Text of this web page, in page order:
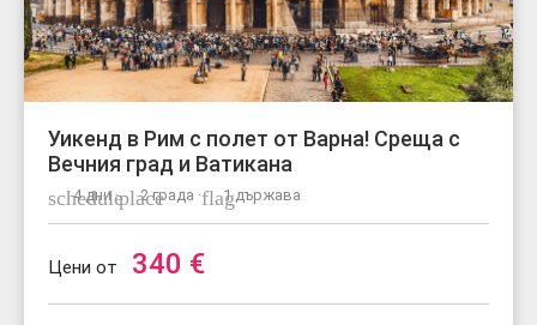
Уикенд в Рим с полет от Варна! Среща с
Вечния град и Ватикана
schedule
4 дни ·place2 града ·flag1 държава
Цени от 340 €